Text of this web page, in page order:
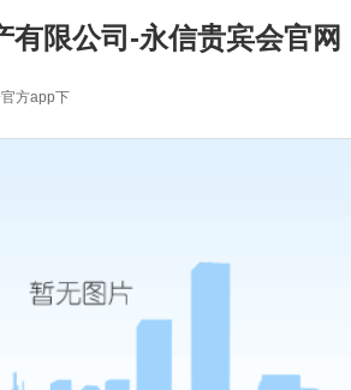
有限公司-永信贵宾会官网
方app下